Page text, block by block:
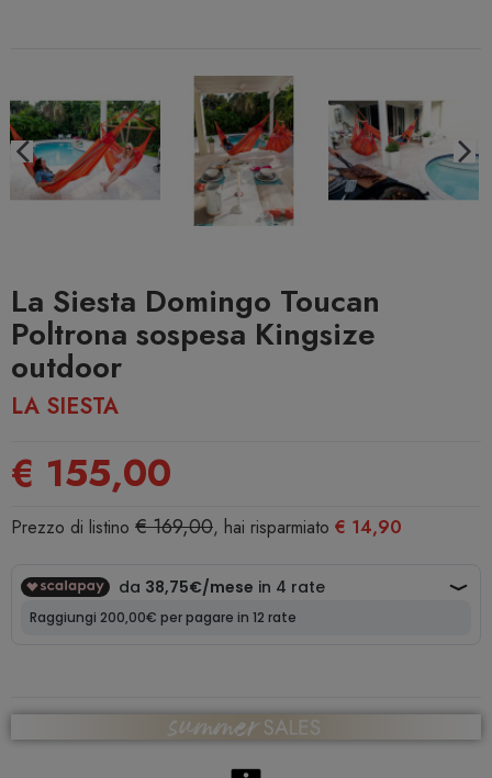
La Siesta Domingo Toucan
Poltrona sospesa Kingsize
outdoor
LA SIESTA
€ 155,00
Prezzo di listino € 169,00, hai risparmiato € 14,90